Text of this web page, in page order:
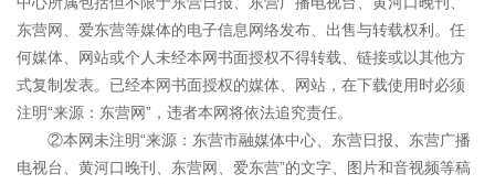
东营网、爱东营等媒体的电子信息网络发布、出售与转载权利。任
何媒体、网站或个人未经本网书面授权不得转载、链接或以其他方
式复制发表。已经本网书面授权的媒体、网站，在下载使用时必须
注明“来源：东营网”，违者本网将依法追究责任。
②本网未注明“来源：东营市融媒体中心、东营日报、东营广播
电视台、黄河口晚刊、东营网、爱东营”的文字、图片和音视频等稿